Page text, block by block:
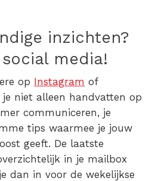
inzichten?
media!
op Instagram of
je niet alleen handvatten op
communiceren, je
tips waarmee je jouw
geeft. De laatste
in je mailbox
dan in voor de wekelijkse